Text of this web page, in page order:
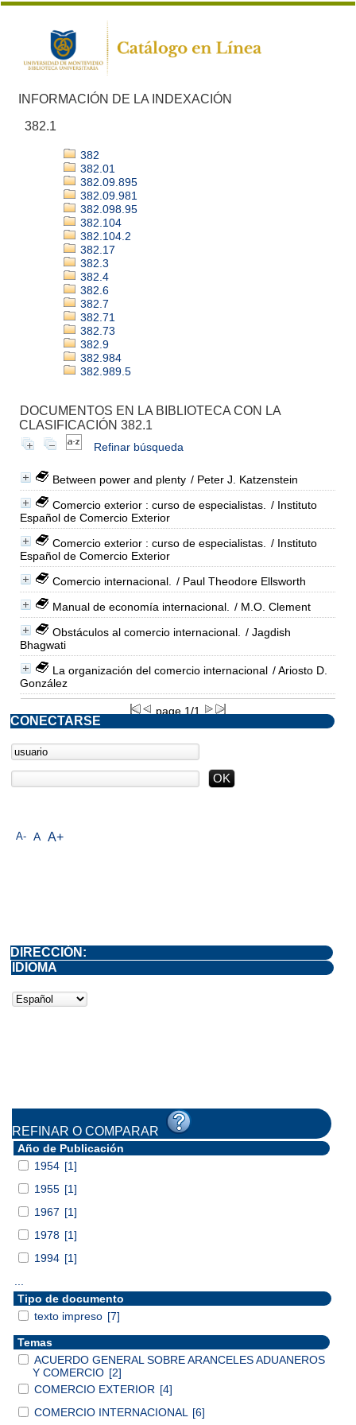
INFORMACIÓN DE LA INDEXACIÓN
382.1
382
382.01
382.09.895
382.09.981
382.098.95
382.104
382.104.2
382.17
382.3
382.4
382.6
382.7
382.71
382.73
382.9
382.984
382.989.5
DOCUMENTOS EN LA BIBLIOTECA CON LA
CLASIFICACIÓN 382.1
Refinar búsqueda
Between power and plenty / Peter J. Katzenstein
Comercio exterior : curso de especialistas.
/ Instituto
Español de Comercio Exterior
Comercio exterior : curso de especialistas.
/ Instituto
Español de Comercio Exterior
Comercio internacional.
/ Paul Theodore Ellsworth
Manual de economía internacional.
/ M.O. Clement
Obstáculos al comercio internacional.
/ Jagdish
Bhagwati
La organización del comercio internacional / Ariosto D.
González
page 1/1
A- A A+
CONECTARSE
DIRECCIÓN:
IDIOMA
REFINAR O COMPARAR
Año de Publicación
1954 [1]
1955 [1]
1967 [1]
1978 [1]
1994 [1]
Tipo de documento
texto impreso [7]
Temas
ACUERDO GENERAL SOBRE ARANCELES ADUANEROS
Y COMERCIO [2]
COMERCIO EXTERIOR [4]
COMERCIO INTERNACIONAL
[6]